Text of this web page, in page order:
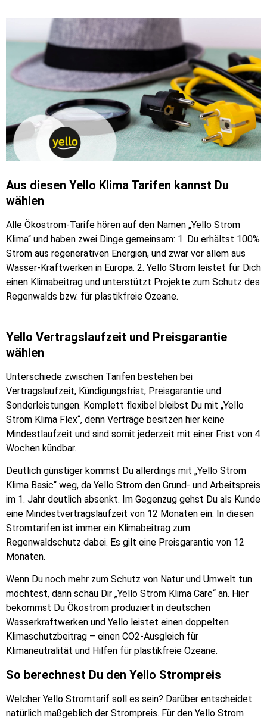
Aus diesen Yello Klima Tarifen kannst Du
wählen
Alle Ökostrom-Tarife hören auf den Namen „Yello Strom
Klima“ und haben zwei Dinge gemeinsam: 1. Du erhältst 100%
Strom aus regenerativen Energien, und zwar vor allem aus
Wasser-Kraftwerken in Europa. 2. Yello Strom leistet für Dich
einen Klimabeitrag und unterstützt Projekte zum Schutz des
Regenwalds bzw. für plastikfreie Ozeane.
Yello Vertragslaufzeit und Preisgarantie
wählen
Unterschiede zwischen Tarifen bestehen bei
Vertragslaufzeit, Kündigungsfrist, Preisgarantie und
Sonderleistungen. Komplett flexibel bleibst Du mit „Yello
Strom Klima Flex“, denn Verträge besitzen hier keine
Mindestlaufzeit und sind somit jederzeit mit einer Frist von 4
Wochen kündbar.
Deutlich günstiger kommst Du allerdings mit „Yello Strom
Klima Basic“ weg, da Yello Strom den Grund- und Arbeitspreis
im 1. Jahr deutlich absenkt. Im Gegenzug gehst Du als Kunde
eine Mindestvertragslaufzeit von 12 Monaten ein. In diesen
Stromtarifen ist immer ein Klimabeitrag zum
Regenwaldschutz dabei. Es gilt eine Preisgarantie von 12
Monaten.
Wenn Du noch mehr zum Schutz von Natur und Umwelt tun
möchtest, dann schau Dir „Yello Strom Klima Care“ an. Hier
bekommst Du Ökostrom produziert in deutschen
Wasserkraftwerken und Yello leistet einen doppelten
Klimaschutzbeitrag – einen CO2-Ausgleich für
Klimaneutralität und Hilfen für plastikfreie Ozeane.
So berechnest Du den Yello Strompreis
Welcher Yello Stromtarif soll es sein? Darüber entscheidet
natürlich maßgeblich der Strompreis. Für den Yello Strom